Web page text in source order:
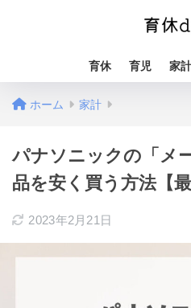
育休 育児 家計
ホーム 家計
パナソニックの「メ
品を安く買う方法【
2023年2月21日